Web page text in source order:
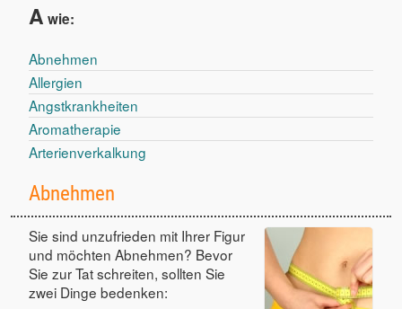
A wie:
Abnehmen
Allergien
Angstkrankheiten
Aromatherapie
Arterienverkalkung
Abnehmen
Sie sind unzufrieden mit Ihrer Figur
und möchten Abnehmen? Bevor
Sie zur Tat schreiten, sollten Sie
zwei Dinge bedenken: